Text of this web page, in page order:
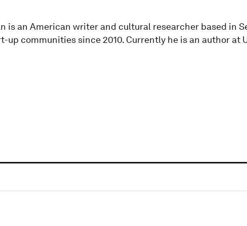
is an American writer and cultural researcher based in
up communities since 2010. Currently he is an author at